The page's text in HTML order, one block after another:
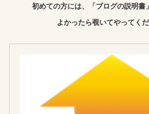
初めての方には、「ブログの説明書
よかったら覗いてやってく